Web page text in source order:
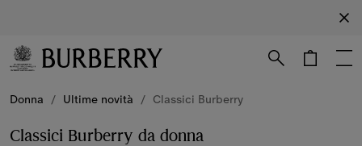
alla nostra
newsletter
Donna / Ultime novità / Classici Burberry
Classici Burberry da donna